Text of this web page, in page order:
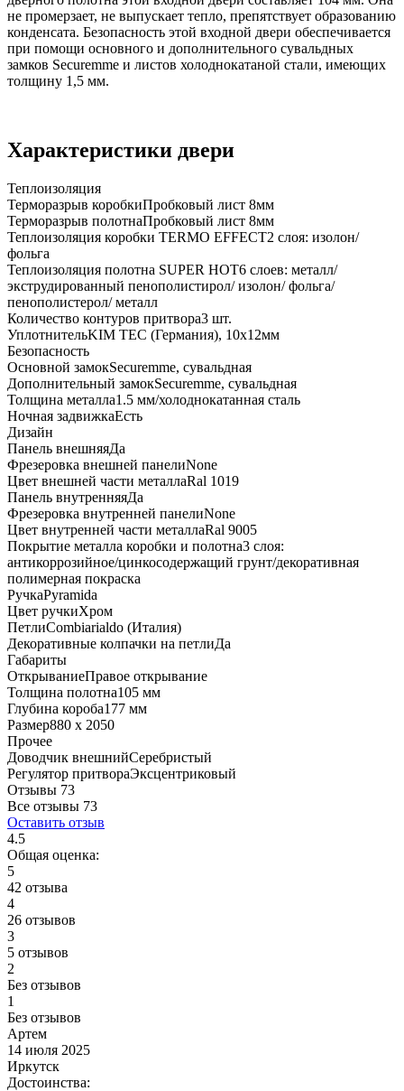
не промерзает, не выпускает тепло, препятствует образованию
конденсата. Безопасность этой входной двери обеспечивается
при помощи основного и дополнительного сувальдных
замков Securemme и листов холоднокатаной стали, имеющих
толщину 1,5 мм.
Характеристики двери
Теплоизоляция
Терморазрыв коробкиПробковый лист 8мм
Терморазрыв полотнаПробковый лист 8мм
Теплоизоляция коробки TERMO EFFECT2 слоя: изолон/
фольга
Теплоизоляция полотна SUPER НОТ6 слоев: металл/
экструдированный пенополистирол/ изолон/ фольга/
пенополистерол/ металл
Количество контуров притвора3 шт.
УплотнительKIM ТЕС (Германия), 10x12мм
Безопасность
Основной замокSecuremme, сувальдная
Дополнительный замокSecuremme, сувальдная
Толщина металла1.5 мм/холоднокатанная сталь
Ночная задвижкаЕсть
Дизайн
Панель внешняяДа
Фрезеровка внешней панелиNone
Цвет внешней части металлаRal 1019
Панель внутренняяДа
Фрезеровка внутренней панелиNone
Цвет внутренней части металлаRal 9005
Покрытие металла коробки и полотна3 слоя:
антикоррозийное/цинкосодержащий грунт/декоративная
полимерная покраска
РучкаPyramida
Цвет ручкиХром
ПетлиCombiarialdo (Италия)
Декоративные колпачки на петлиДа
Габариты
ОткрываниеПравое открывание
Толщина полотна105 мм
Глубина короба177 мм
Размер880 x 2050
Прочее
Доводчик внешнийСеребристый
Регулятор притвораЭксцентриковый
Отзывы 73
Все отзывы 73
Оставить отзыв
4.5
Общая оценка:
5
42 отзыва
4
26 отзывов
3
5 отзывов
2
Без отзывов
1
Без отзывов
Артем
14 июля 2025
Иркутск
Достоинства: